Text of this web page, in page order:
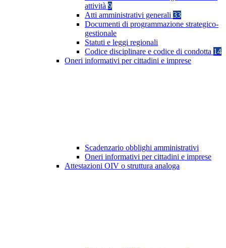
attività 9
Atti amministrativi generali 33
Documenti di programmazione strategico-
gestionale
Statuti e leggi regionali
Codice disciplinare e codice di condotta 14
Oneri informativi per cittadini e imprese
Scadenzario obblighi amministrativi
Oneri informativi per cittadini e imprese
Attestazioni OIV o struttura analoga